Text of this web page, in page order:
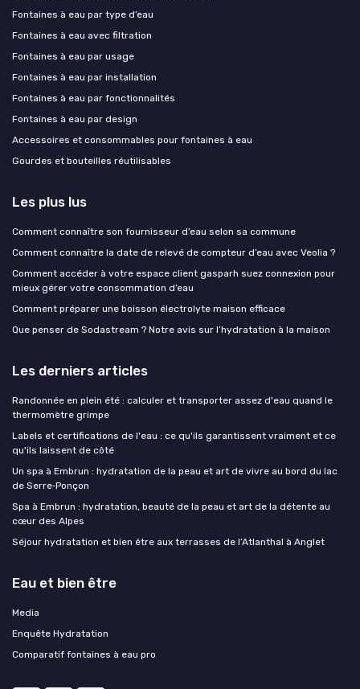
Fontaines à eau par type d’eau
Fontaines à eau avec filtration
Fontaines à eau par usage
Fontaines à eau par installation
Fontaines à eau par fonctionnalités
Fontaines à eau par design
Accessoires et consommables pour fontaines à eau
Gourdes et bouteilles réutilisables
Les plus lus
Comment connaître son fournisseur d’eau selon sa commune
Comment connaître la date de relevé de compteur d’eau avec Veolia ?
Comment accéder à votre espace client gasparh suez connexion pour
mieux gérer votre consommation d’eau
Comment préparer une boisson électrolyte maison efficace
Que penser de Sodastream ? Notre avis sur l’hydratation à la maison
Les derniers articles
Randonnée en plein été : calculer et transporter assez d'eau quand le
thermomètre grimpe
Labels et certifications de l'eau : ce qu'ils garantissent vraiment et ce
qu'ils laissent de côté
Un spa à Embrun : hydratation de la peau et art de vivre au bord du lac
de Serre‑Ponçon
Spa à Embrun : hydratation, beauté de la peau et art de la détente au
cœur des Alpes
Séjour hydratation et bien être aux terrasses de l’Atlanthal à Anglet
Eau et bien être
Media
Enquête Hydratation
Comparatif fontaines à eau pro